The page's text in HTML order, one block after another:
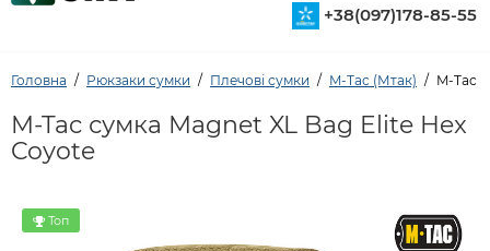
+38(097)178-85-55
Головна Рюкзаки сумки Плечові сумки M-Tac (Мтак) M-Tac
M-Tac сумка Magnet XL Bag Elite Hex
Coyote
Топ